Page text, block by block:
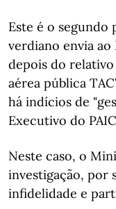
Este é o
verdiano envia
depois do
aérea pública
há indícios de
Executivo do
Neste caso, o
investigação, por
infidelidade e